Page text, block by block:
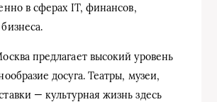
в сферах IT, финансов,
предлагает высокий уровень
досуга. Театры, музеи,
— культурная жизнь здесь